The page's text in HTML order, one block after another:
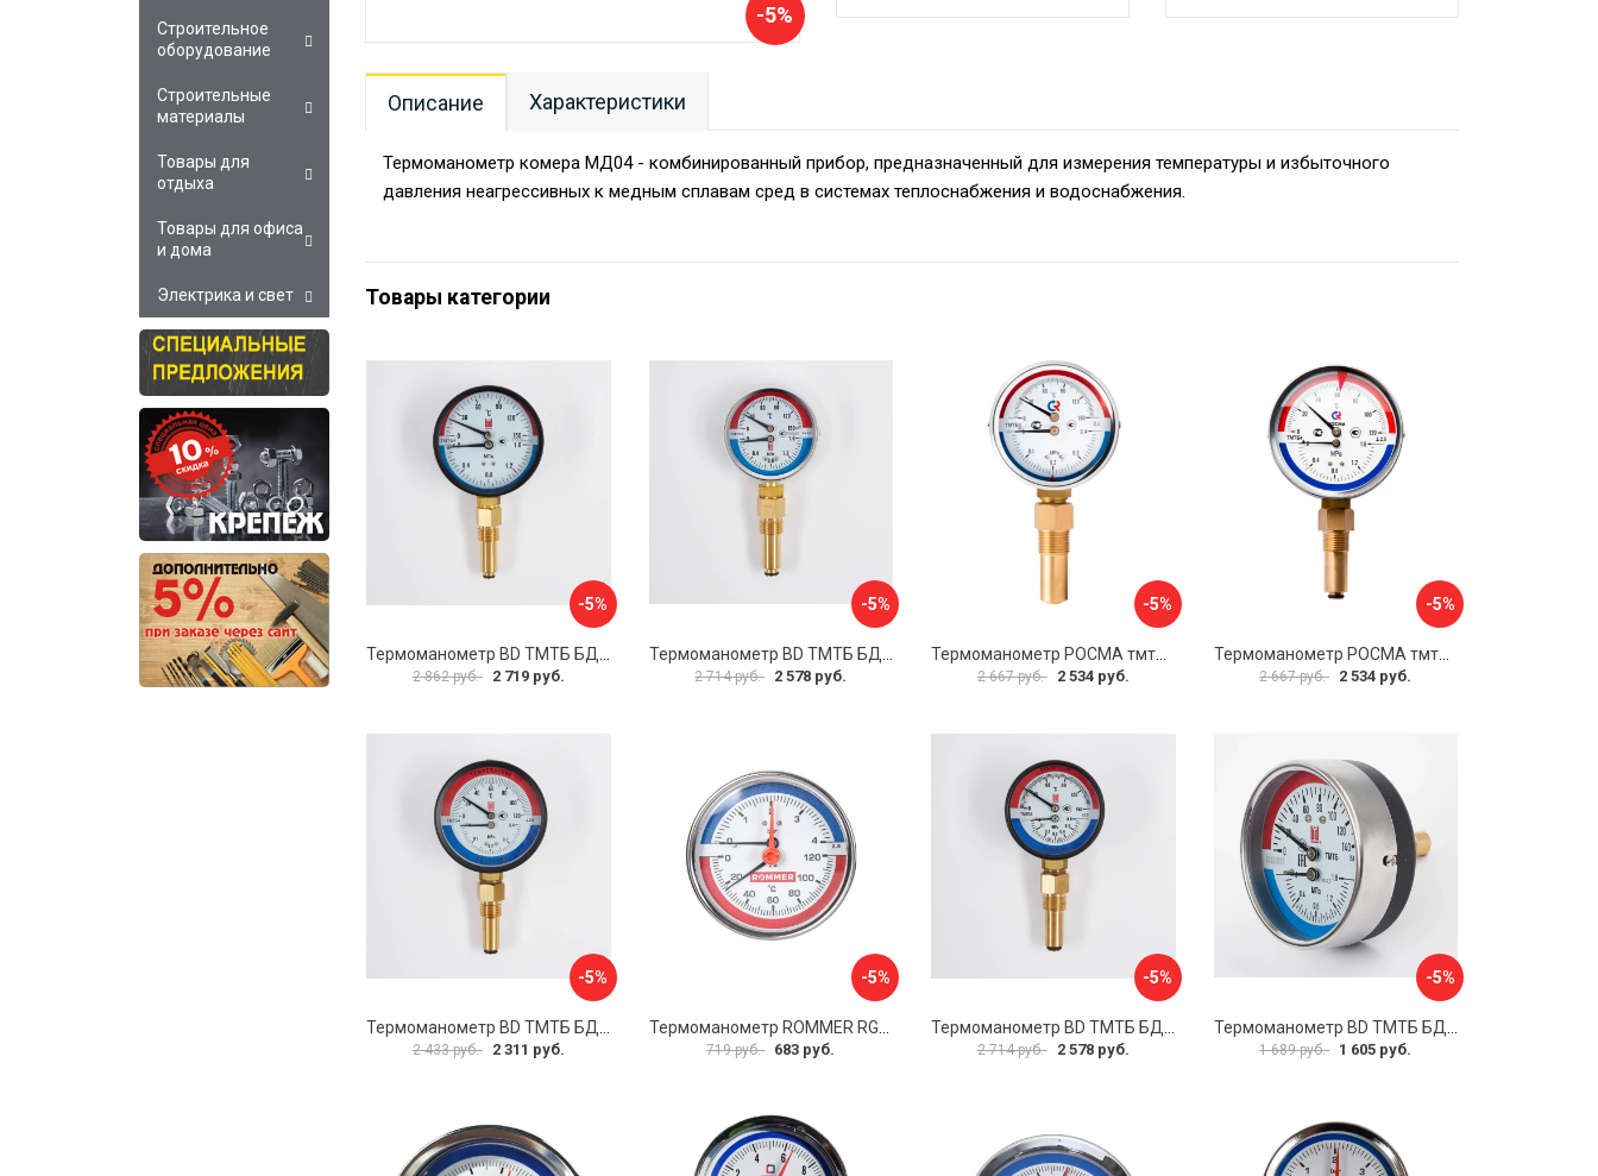
-5%
Описание Характеристики
Термоманометр комера МД04 - комбинированный прибор, предназначенный для измерения температуры и избыточного
давления неагрессивных к медным сплавам сред в системах теплоснабжения и водоснабжения.
Товары категории
-5%
2 862 руб. 2 719 руб.
-5%
2 714 руб. 2 578 руб.
-5%
2 667 руб. 2 534 руб.
-5%
Термоманометр РОСМА тмтб-31р.1 D070-00878
2 667 руб. 2 534 руб.
-5%
Термоманометр BD ТМТБ БД 41Р 1173101013
2 433 руб. 2 311 руб.
-5%
Термоманометр ROMMER RG00929SFHM17E
719 руб. 683 руб.
-5%
Термоманометр BD ТМТБ БД 31Р 1173101004
2 714 руб. 2 578 руб.
-5%
Термоманометр BD ТМТБ БД 31Т 1173101010
1 689 руб. 1 605 руб.
Строительное
оборудование
Строительные
материалы
Товары для
отдыха
Товары для офиса
и дома
Электрика и свет